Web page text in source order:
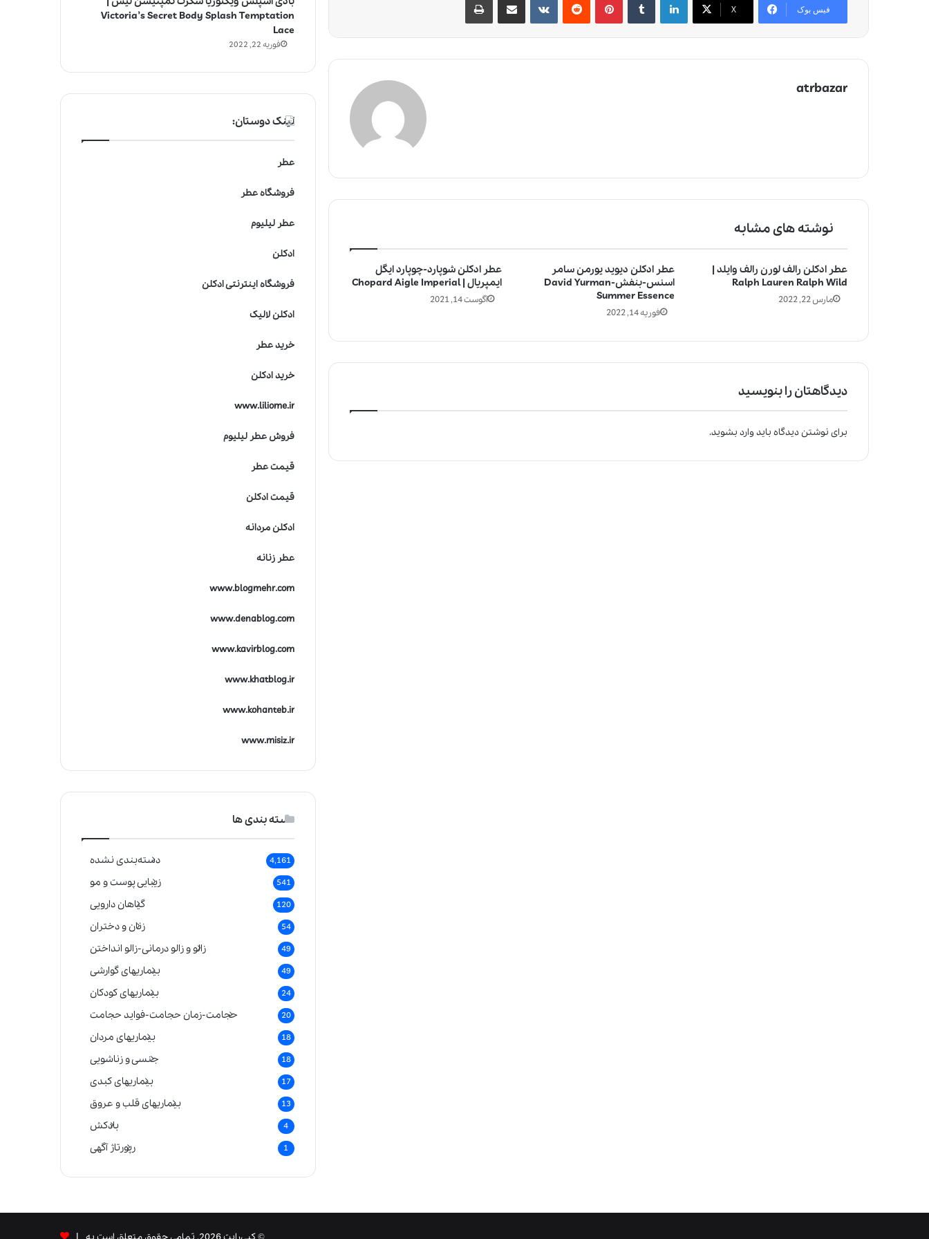
فیس بوک X
atrbazar
نوشته های مشابه
عطر ادکلن شوپارد-چوپارد ایگل
ایمپریال | Chopard Aigle Imperial
آگوست 14, 2021
عطر ادکلن دیوید یورمن سامر
اسنس-بنفش-David Yurman
Summer Essence
فوریه 14, 2022
عطر ادکلن رالف لورن رالف وایلد |
Ralph Lauren Ralph Wild
مارس 22, 2022
دیدگاهتان را بنویسید
برای نوشتن دیدگاه بایدوارد بشوید.
Victoria’s Secret Body Splash Temptation
Lace
فوریه 22, 2022
لینک دوستان:
عطر
فروشگاه عطر
عطر لیلیوم
ادکلن
فروشگاه اینترنتی ادکلن
ادکلن لالیک
خرید عطر
خرید ادکلن
www.liliome.ir
فروش عطر لیلیوم
قیمت عطر
قیمت ادکلن
ادکلن مردانه
عطر زنانه
www.blogmehr.com
www.denablog.com
www.kavirblog.com
www.khatblog.ir
www.kohanteb.ir
www.misiz.ir
دسته بندی ها
دسته‌بندی نشده 4,161
زیبایی پوست و مو 541
گیاهان دارویی 120
زنان و دختران 54
زالو و زالو درمانی-زالو انداختن 49
بیماریهای گوارشی 49
بیماریهای کودکان 24
حجامت-زمان حجامت-فواید حجامت 20
بیماریهای مردان 18
جنسی و زناشویی 18
بیماریهای کبدی 17
بیماریهای قلب و عروق 13
بادکش 4
رپورتاژ آگهی 1